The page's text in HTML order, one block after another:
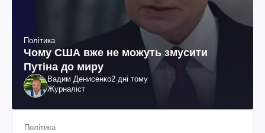
Політика
Чому США вже не можуть змусити
Путіна до миру
Вадим Денисенко2 дні тому
Журналіст
Політика